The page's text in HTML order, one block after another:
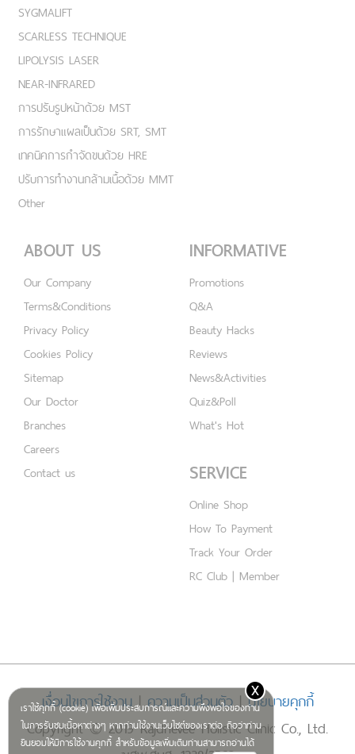
เราใช้คุกกี้ (cookie) เพื่อเพิ่มประสบการณ์และความพึงพอใจของท่าน
ในการรับชมเนื้อหาต่างๆ หากท่านใช้งานเว็บไซต์ของเราต่อ ถือว่าท่าน
ยินยอมให้มีการใช้งานคุกกี้ สำหรับข้อมูลเพิ่มเติมท่านสามารถอ่านได้
x
SYGMALIFT
SCARLESS TECHNIQUE
LIPOLYSIS LASER
NEAR-INFRARED
การปรับรูปหน้าด้วย MST
การรักษาแผลเป็นด้วย SRT, SMT
เทคนิคการกำจัดขนด้วย HRE
ปรับการทำงานกล้ามเนื้อด้วย MMT
Other
ABOUT US
Our Company
Terms&Conditions
Privacy Policy
Cookies Policy
Sitemap
Our Doctor
Branches
Careers
Contact us
INFORMATIVE
Promotions
Q&A
Beauty Hacks
Reviews
News&Activities
Quiz&Poll
What's Hot
SERVICE
Online Shop
How To Payment
Track Your Order
RC Club | Member
เงื่อนไขการใช้งาน|ความเป็นส่วนตัว|นโยบายคุกกี้
Copyright © 2019 Rajdhevee Holistic Clinic Co., Ltd.